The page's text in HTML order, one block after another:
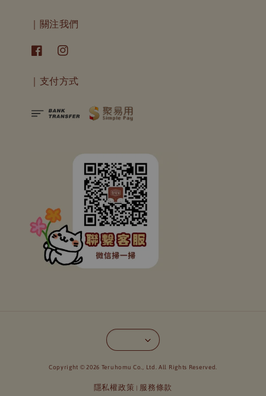
｜關注我們
｜支付方式
Copyright © 2026 Teruhomu Co., Ltd. All Rights Reserved.
隱私權政策 服務條款